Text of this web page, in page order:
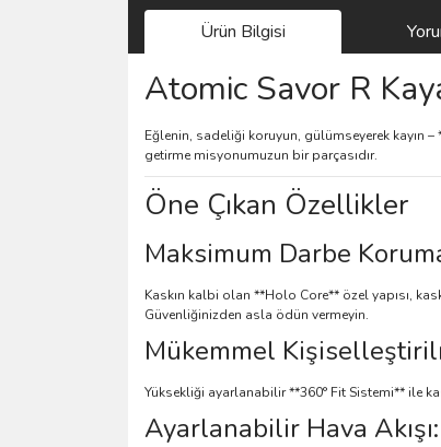
Ürün Bilgisi
Atomic Savor R
Eğlenin, sadeliği koruyun, gülümseyerek kayın
getirme misyonumuzun bir parçasıdır.
Öne Çıkan Özellikler
Maksimum Darbe
Kaskın kalbi olan **Holo Core** özel yapısı,
Güvenliğinizden asla ödün vermeyin.
Mükemmel
Yüksekliği ayarlanabilir **360° Fit Sistemi** ile
Ayarlanabilir Hava